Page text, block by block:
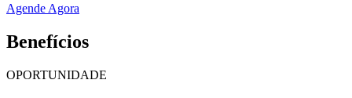
Agende Agora
Benefícios
OPORTUNIDADE